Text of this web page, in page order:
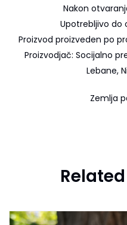
Nakon
Upotrebljivo do
Proizvod proizveden po
Proizvodjač: Socijalno
Lebane,
Zemlja